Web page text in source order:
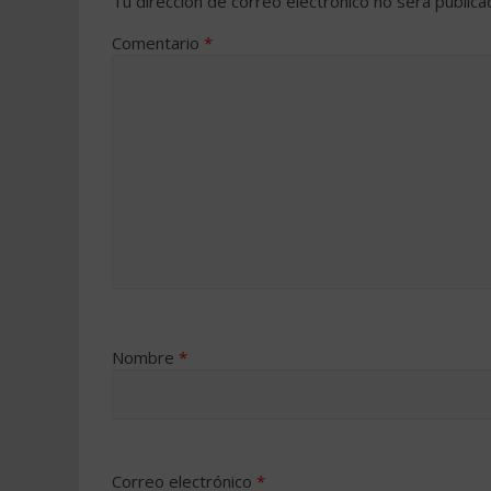
Comentario *
Nombre *
Correo electrónico *